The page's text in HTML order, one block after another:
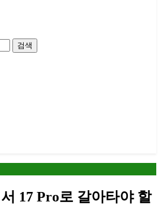
17 Pro로 갈아타야 할